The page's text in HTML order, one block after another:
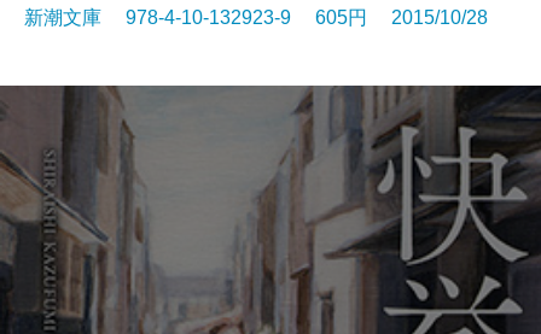
新潮文庫 978-4-10-132923-9 605円 2015/10/28